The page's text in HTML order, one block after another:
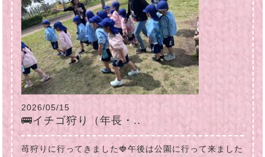
2026/05/15
🚌イチゴ狩り（年長・..
苺狩りに行ってきました🍓午後は公園に行って来ました